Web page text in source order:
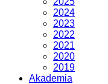
2024
2023
2022
2021
2020
2019
Akademia